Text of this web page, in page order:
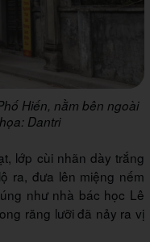
Hiến, nằm bên ngoài
Dantri
lớp cùi nhãn dày trắng
ra, đưa lên miệng nếm
như nhà bác học Lê
răng lưỡi đã nảy ra vị